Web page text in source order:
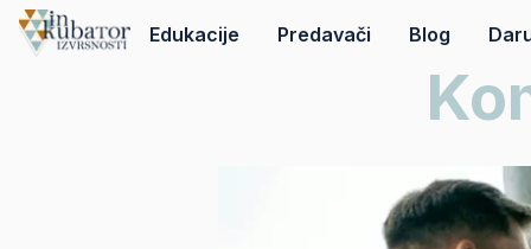
Edukacije Predavači Blog